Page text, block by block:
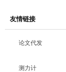
友情链接
论文代发
测力计